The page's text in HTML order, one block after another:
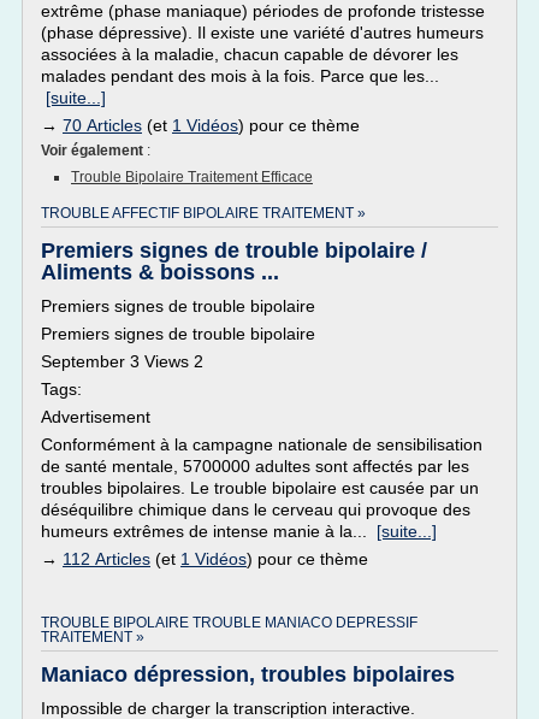
extrême (phase maniaque) périodes de profonde tristesse
(phase dépressive). Il existe une variété d'autres humeurs
associées à la maladie, chacun capable de dévorer les
malades pendant des mois à la fois. Parce que les...
[suite...]
→ 70 Articles (et 1 Vidéos) pour ce thème
Voir également :
Trouble Bipolaire Traitement Efficace
TROUBLE AFFECTIF BIPOLAIRE TRAITEMENT »
Premiers signes de trouble bipolaire /
Aliments & boissons ...
Premiers signes de trouble bipolaire
Premiers signes de trouble bipolaire
September 3 Views 2
Tags:
Advertisement
Conformément à la campagne nationale de sensibilisation
de santé mentale, 5700000 adultes sont affectés par les
troubles bipolaires. Le trouble bipolaire est causée par un
déséquilibre chimique dans le cerveau qui provoque des
humeurs extrêmes de intense manie à la... [suite...]
→ 112 Articles (et 1 Vidéos) pour ce thème
TROUBLE BIPOLAIRE TROUBLE MANIACO DEPRESSIF
TRAITEMENT »
Maniaco dépression, troubles bipolaires
Impossible de charger la transcription interactive.